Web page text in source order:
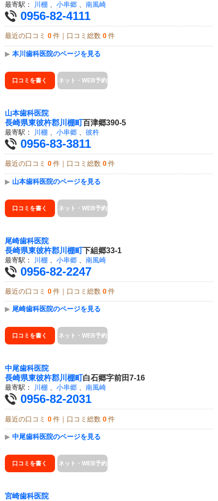
最寄駅： 川棚 小串郷 南風崎
0956-82-4111
最近の口コミ 0 件｜口コミ総数 0 件
▶ 本川歯科医院のページを見る
口コミを書く ネット・WEB予約
山本歯科医院
長崎県東彼杵郡川棚町百津郷390-5
最寄駅： 川棚 小串郷 彼杵
0956-83-3811
最近の口コミ 0 件｜口コミ総数 0 件
▶ 山本歯科医院のページを見る
口コミを書く ネット・WEB予約
尾崎歯科医院
長崎県東彼杵郡川棚町下組郷33-1
最寄駅： 川棚 小串郷 南風崎
0956-82-2247
最近の口コミ 0 件｜口コミ総数 0 件
▶ 尾崎歯科医院のページを見る
口コミを書く ネット・WEB予約
中尾歯科医院
長崎県東彼杵郡川棚町白石郷字前田7-16
最寄駅： 川棚 、 小串郷 、 南風崎
0956-82-2031
最近の口コミ 0 件｜口コミ総数 0 件
▶ 中尾歯科医院のページを見る
口コミを書く ネット・WEB予約
宮崎歯科医院